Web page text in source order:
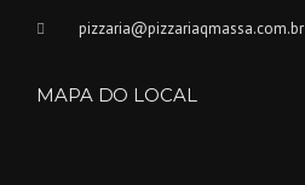
pizzaria@pizzariaqmassa.com.br
MAPA DO LOCAL